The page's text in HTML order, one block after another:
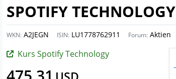
SPOTIFY TECHNOLOGY
WKN: A2JEGN ISIN: LU1778762911 Forum: Aktien
Kurs Spotify Technology